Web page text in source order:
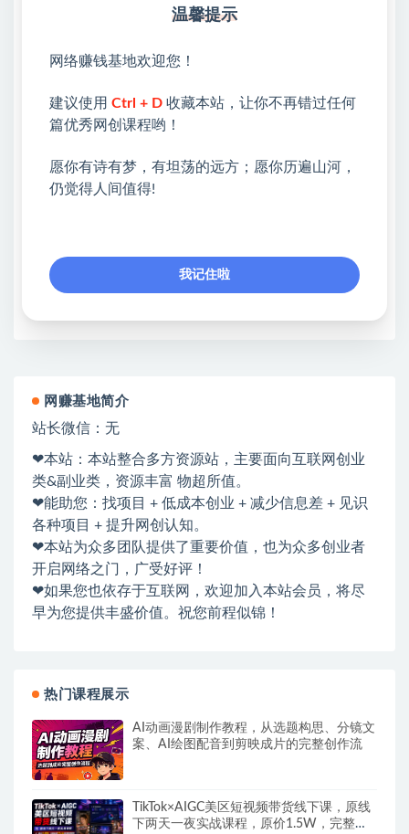
①：点击右上角【
③：点击右上方【登录】领取
网赚基地简介
站长微信：无
❤本站：本站整合多方资源站，主要面向互联网创业
类&副业类，资源丰富 物超所值。
❤能助您：找项目 + 低成本创业 + 减少信息差 + 见识
各种项目 + 提升网创认知。
❤本站为众多团队提供了重要价值，也为众多创业者
开启网络之门，广受好评！
❤如果您也依存于互联网，欢迎加入本站会员，将尽
早为您提供丰盛价值。祝您前程似锦！
热门课程展示
AI动画漫剧制作教程，从选题构思、分镜文
案、AI绘图配音到剪映成片的完整创作流
TikTok×AIGC美区短视频带货线下课，原线
下两天一夜实战课程，原价1.5W，完整收
温馨提示
网络赚钱基地欢迎您！
建议使用 Ctrl + D 收藏本站，让你不再错过任何
篇优秀网创课程哟！
愿你有诗有梦，有坦荡的远方；愿你历遍山河，
仍觉得人间值得!
我记住啦